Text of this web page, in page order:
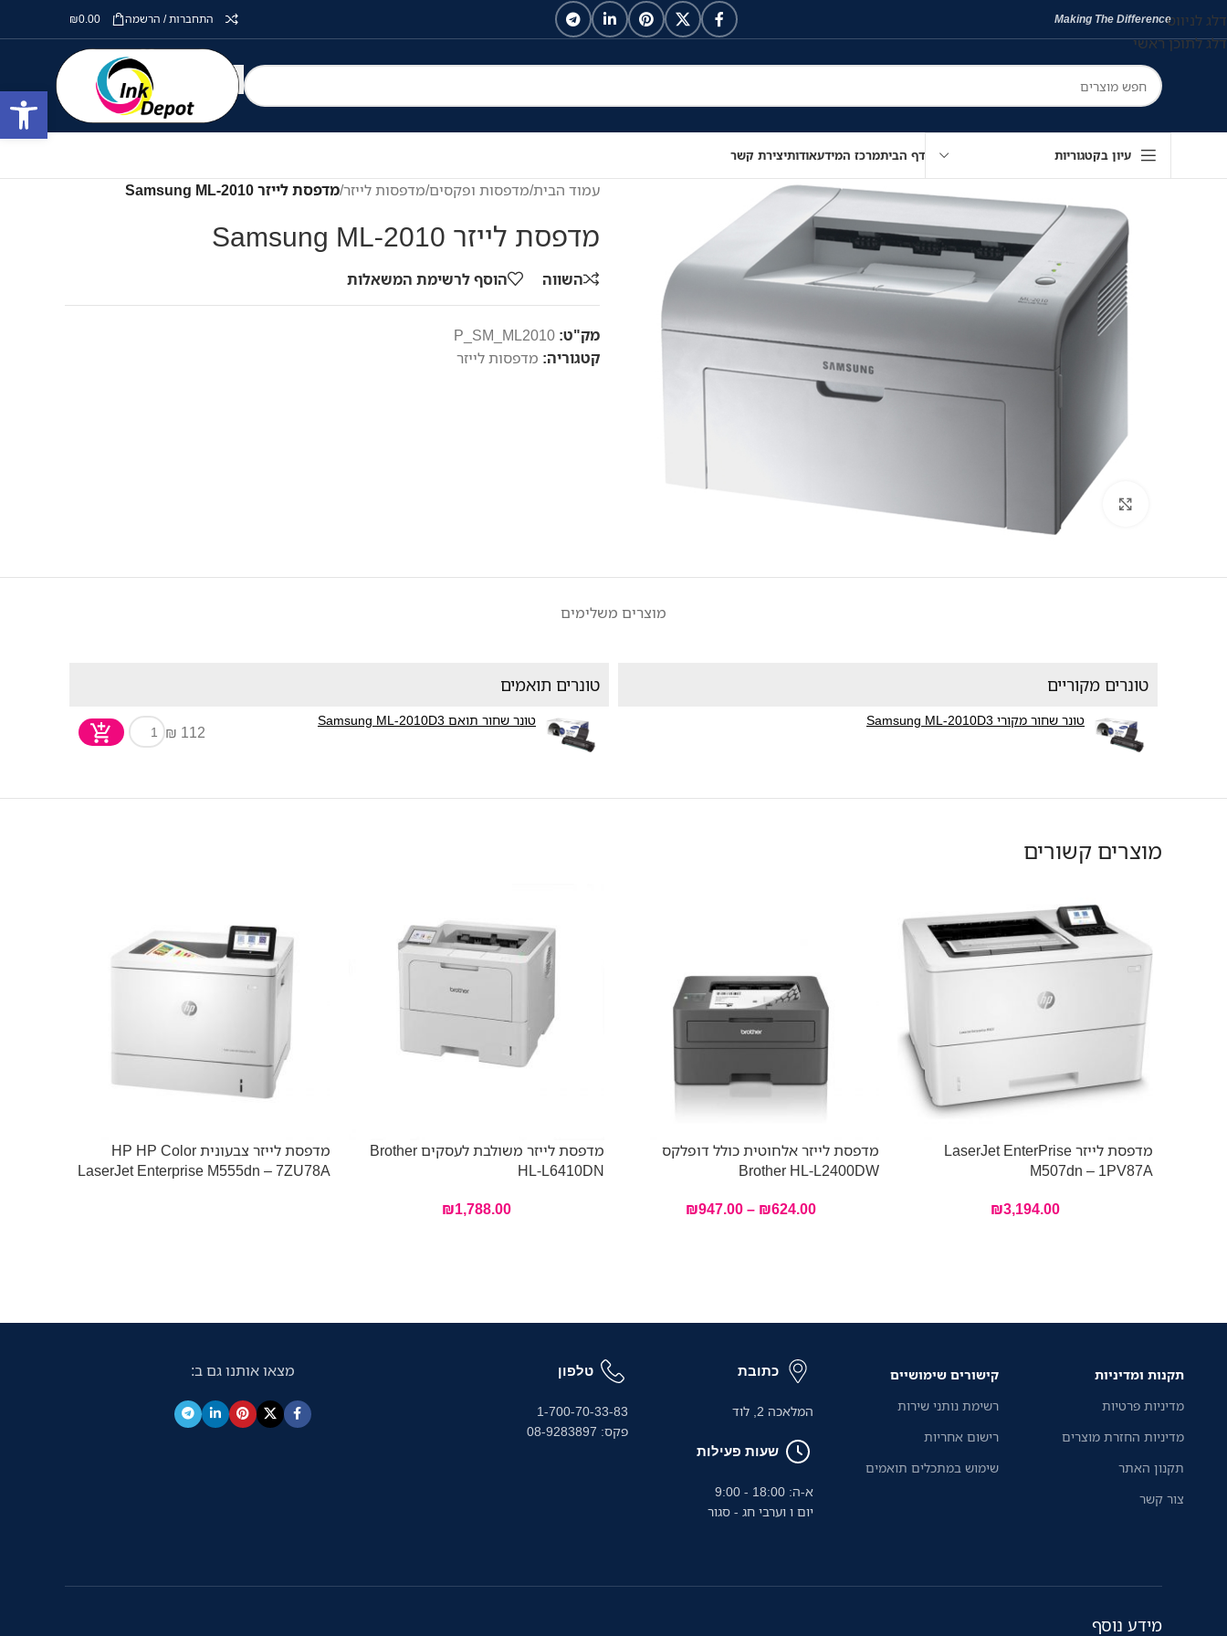
דלג לניווט
דלג לתוכן ראשי
Making The Difference התחברות / הרשמה ₪0.00
עיון בקטגוריות דף הביתמרכז המידעאודותיצירת קשר
לחץ להגדלה
עמוד הבית/מדפסות ופקסים/מדפסות לייזר/מדפסת לייזר Samsung ML-2010
מדפסת לייזר Samsung ML-2010
השווה הוסף לרשימת המשאלות
מק"ט: P_SM_ML2010
קטגוריה: מדפסות לייזר
מוצרים משלימים
טונרים מקוריים
טונר שחור מקורי Samsung ML-2010D3
טונרים תואמים
טונר שחור תואם Samsung ML-2010D3
112 ₪
מוצרים קשורים
מדפסת לייזר LaserJet EnterPrise
M507dn – 1PV87A
₪3,194.00
מדפסת לייזר אלחוטית כולל דופלקס
Brother HL-L2400DW
₪624.00
–
₪947.00
מדפסת לייזר משולבת לעסקים Brother
HL-L6410DN
₪1,788.00
מדפסת לייזר צבעונית HP HP Color
LaserJet Enterprise M555dn – 7ZU78A
תקנות ומדיניות
מדיניות פרטיות
מדיניות החזרת מוצרים
תקנון האתר
צור קשר
קישורים שימושיים
רשימת נותני שירות
רישום אחריות
שימוש במתכלים תואמים
כתובת
המלאכה 2, לוד
שעות פעילות
א-ה: 18:00 - 9:00
יום ו וערבי חג - סגור
טלפון
1-700-70-33-83
פקס: 08-9283897
מצאו אותנו גם ב:
מידע נוסף
פתח